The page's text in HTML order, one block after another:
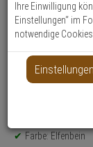
Suche
Datenblatt
Zubehörartikel,
Anwendung:
Farbe: Elfenbein
Ihre Einwilligung
Einstellungen“ im
notwendige Cookies.